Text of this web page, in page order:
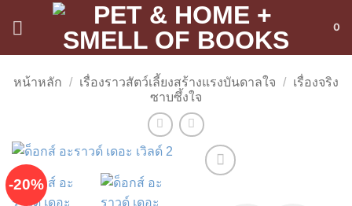
0
หน้าหลัก / เรื่องราวสัตว์เลี้ยงสร้างแรงบันดาลใจ /
เรื่องจริง
ซาบซึ้งใจ
-20%